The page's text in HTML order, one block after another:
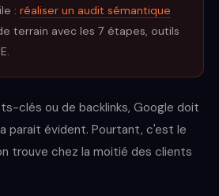
:réaliser un audit sémantique
terrain avec les 7 étapes, outils
clés ou de backlinks, Google doit
parait évident. Pourtant, c'est le
trouve chez la moitié des clients